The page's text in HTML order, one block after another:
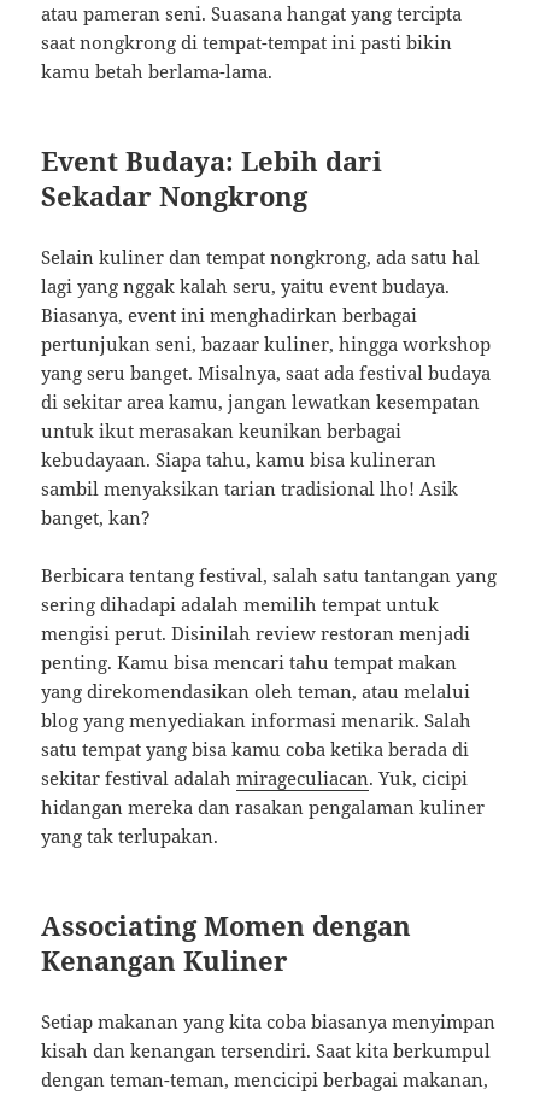
atau pameran seni. Suasana hangat yang tercipta
saat nongkrong di tempat-tempat ini pasti bikin
kamu betah berlama-lama.
Event Budaya: Lebih dari
Sekadar Nongkrong
Selain kuliner dan tempat nongkrong, ada satu hal
lagi yang nggak kalah seru, yaitu event budaya.
Biasanya, event ini menghadirkan berbagai
pertunjukan seni, bazaar kuliner, hingga workshop
yang seru banget. Misalnya, saat ada festival budaya
di sekitar area kamu, jangan lewatkan kesempatan
untuk ikut merasakan keunikan berbagai
kebudayaan. Siapa tahu, kamu bisa kulineran
sambil menyaksikan tarian tradisional lho! Asik
banget, kan?
Berbicara tentang festival, salah satu tantangan yang
sering dihadapi adalah memilih tempat untuk
mengisi perut. Disinilah review restoran menjadi
penting. Kamu bisa mencari tahu tempat makan
yang direkomendasikan oleh teman, atau melalui
blog yang menyediakan informasi menarik. Salah
satu tempat yang bisa kamu coba ketika berada di
sekitar festival adalahmirageculiacan. Yuk, cicipi
hidangan mereka dan rasakan pengalaman kuliner
yang tak terlupakan.
Associating Momen dengan
Kenangan Kuliner
Setiap makanan yang kita coba biasanya menyimpan
kisah dan kenangan tersendiri. Saat kita berkumpul
dengan teman-teman, mencicipi berbagai makanan,